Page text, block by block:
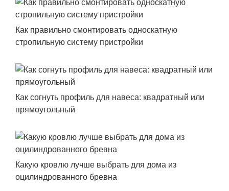
Как правильно смонтировать односкатную
стропильную систему пристройки
Как согнуть профиль для навеса: квадратный или
прямоугольный
Какую кровлю лучше выбрать для дома из
оцилиндрованного бревна